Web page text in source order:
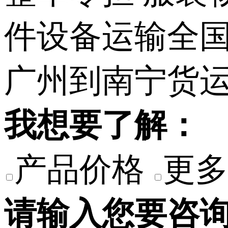
我想要了解：
产品价格 更
请输入您要咨